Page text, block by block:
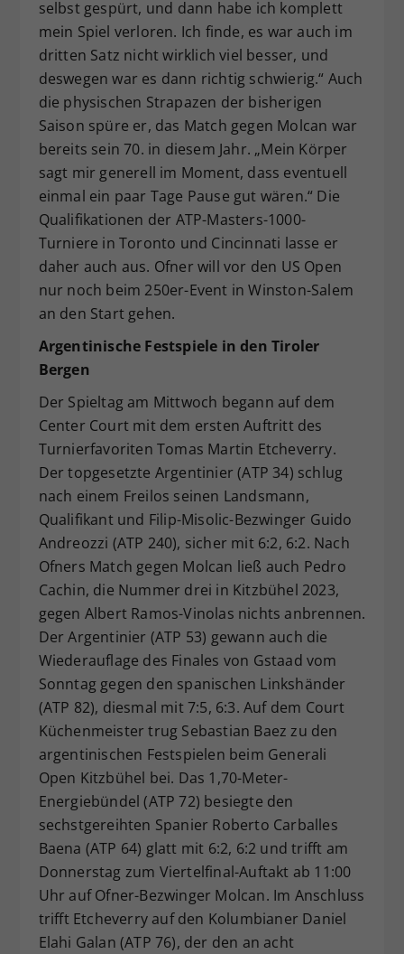
selbst gespürt, und dann habe ich komplett
mein Spiel verloren. Ich finde, es war auch im
dritten Satz nicht wirklich viel besser, und
deswegen war es dann richtig schwierig.“ Auch
die physischen Strapazen der bisherigen
Saison spüre er, das Match gegen Molcan war
bereits sein 70. in diesem Jahr. „Mein Körper
sagt mir generell im Moment, dass eventuell
einmal ein paar Tage Pause gut wären.“ Die
Qualifikationen der ATP-Masters-1000-
Turniere in Toronto und Cincinnati lasse er
daher auch aus. Ofner will vor den US Open
nur noch beim 250er-Event in Winston-Salem
an den Start gehen.
Argentinische Festspiele in den Tiroler
Bergen
Der Spieltag am Mittwoch begann auf dem
Center Court mit dem ersten Auftritt des
Turnierfavoriten Tomas Martin Etcheverry.
Der topgesetzte Argentinier (ATP 34) schlug
nach einem Freilos seinen Landsmann,
Qualifikant und Filip-Misolic-Bezwinger Guido
Andreozzi (ATP 240), sicher mit 6:2, 6:2. Nach
Ofners Match gegen Molcan ließ auch Pedro
Cachin, die Nummer drei in Kitzbühel 2023,
gegen Albert Ramos-Vinolas nichts anbrennen.
Der Argentinier (ATP 53) gewann auch die
Wiederauflage des Finales von Gstaad vom
Sonntag gegen den spanischen Linkshänder
(ATP 82), diesmal mit 7:5, 6:3. Auf dem Court
Küchenmeister trug Sebastian Baez zu den
argentinischen Festspielen beim Generali
Open Kitzbühel bei. Das 1,70-Meter-
Energiebündel (ATP 72) besiegte den
sechstgereihten Spanier Roberto Carballes
Baena (ATP 64) glatt mit 6:2, 6:2 und trifft am
Donnerstag zum Viertelfinal-Auftakt ab 11:00
Uhr auf Ofner-Bezwinger Molcan. Im Anschluss
trifft Etcheverry auf den Kolumbianer Daniel
Elahi Galan (ATP 76), der den an acht